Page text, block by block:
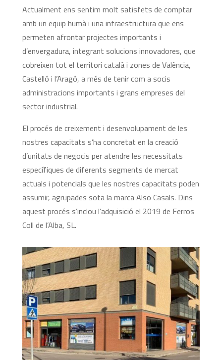
Actualment ens sentim molt satisfets de comptar
amb un equip humà i una infraestructura que ens
permeten afrontar projectes importants i
d’envergadura, integrant solucions innovadores, que
cobreixen tot el territori català i zones de València,
Castelló i l’Aragó, a més de tenir com a socis
administracions importants i grans empreses del
sector industrial.
El procés de creixement i desenvolupament de les
nostres capacitats s’ha concretat en la creació
d’unitats de negocis per atendre les necessitats
específiques de diferents segments de mercat
actuals i potencials que les nostres capacitats poden
assumir, agrupades sota la marca Also Casals. Dins
aquest procés s’inclou l’adquisició el 2019 de Ferros
Coll de l’Alba, SL.